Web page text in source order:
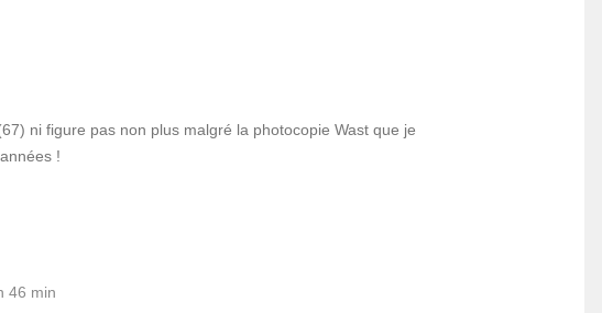
ni figure pas non plus malgré la photocopie Wast que je
!
46 min